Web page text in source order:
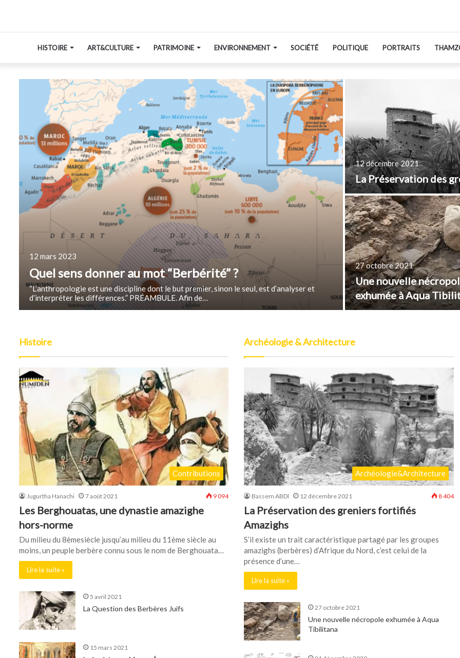
HISTOIRE ART&CULTURE PATRIMOINE ENVIRONNEMENT SOCIÉTÉ POLITIQUE PORTRAITS
12 mars 2023
Quel sens donner au mot “Berbérité” ?
“L’anthropologie est une discipline dont le but premier, sinon le seul, est d’analyser et
d’interpréter les différences.” PRÉAMBULE. Afin de…
12 décembre 2021
La Préservation des
27 octobre 2021
Une nouvelle
exhumée à Aqua
Histoire
Contributions
Jugurtha Hanachi 7 août 2021 9 094
Les Berghouatas, une dynastie amazighe
hors-norme
Du milieu du 8èmesiècle jusqu’au milieu du 11ème siècle au
moins, un peuple berbère connu sous le nom de Berghouata…
Lire la suite »
5 avril 2021
La Question des Berbères Juifs
15 mars 2021
Archéologie & Architecture
Archéologie&Architecture
Bassem ABDI 12 décembre 2021 8 404
La Préservation des greniers fortifiés
Amazighs
S’il existe un trait caractéristique partagé par les groupes
amazighs (berbères) d’Afrique du Nord, c’est celui de la
présence d’une…
Lire la suite »
27 octobre 2021
Une nouvelle nécropole exhumée à Aqua
Tibilitana